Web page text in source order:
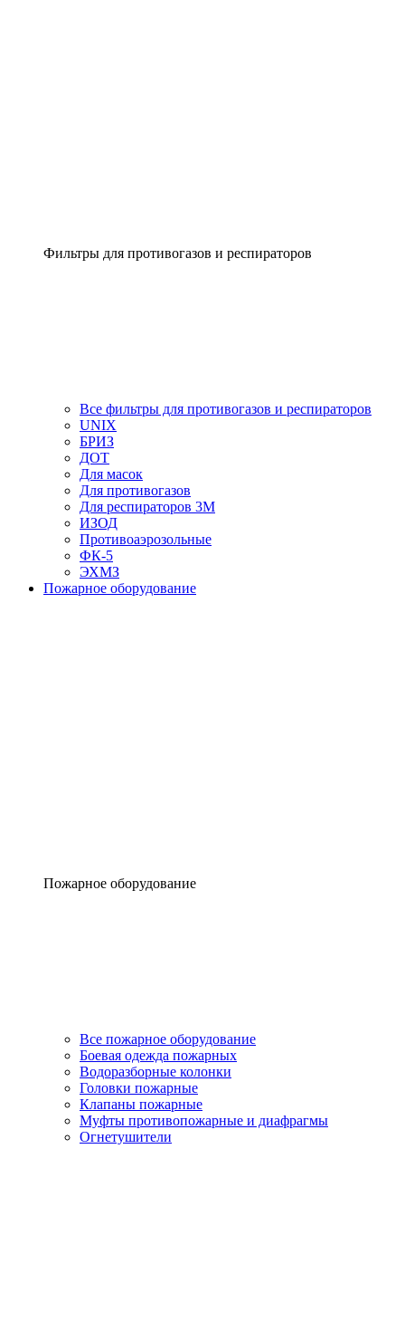
Фильтры для противогазов и респираторов
Все фильтры для противогазов и респираторов
UNIX
БРИЗ
ДОТ
Для масок
Для противогазов
Для респираторов 3М
ИЗОД
Противоаэрозольные
ФК-5
ЭХМЗ
Пожарное оборудование
Пожарное оборудование
Все пожарное оборудование
Боевая одежда пожарных
Водоразборные колонки
Головки пожарные
Клапаны пожарные
Муфты противопожарные и диафрагмы
Огнетушители